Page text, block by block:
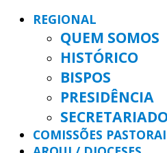
REGIONAL
QUEM SOMOS
HISTÓRICO
BISPOS
PRESIDÊNCIA
COMISSÕES